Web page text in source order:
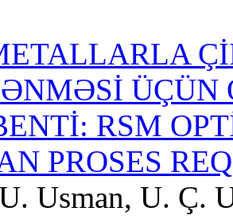
ÜÇÜN
RSM
PROSES
Usman, U. Ç.